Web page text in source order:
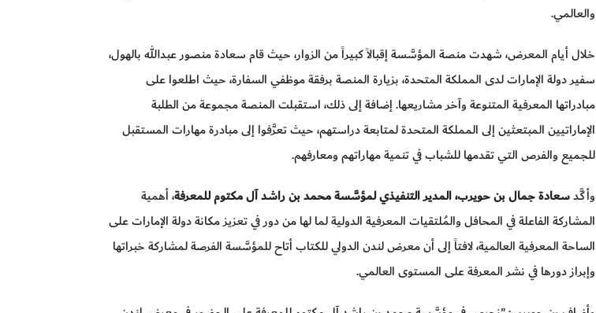
والعالمي.
خلال أيام المعرض، شهدت منصة المؤسَّسة إقبالاً كبيراً من الزوار، حيث قام سعادة منصور عبدالله بالهول،
سفير دولة الإمارات لدى المملكة المتحدة، بزيارة المنصة برفقة موظفي السفارة، حيث اطلعوا على
مبادراتها المعرفية المتنوعة وآخر مشاريعها. إضافة إلى ذلك، استقبلت المنصة مجموعة من الطلبة
الإماراتيين المبتعثين إلى المملكة المتحدة لمتابعة دراستهم، حيث تعرَّفوا إلى مبادرة مهارات المستقبل
للجميع والفرص التي تقدمها للشباب في تنمية مهاراتهم ومعارفهم.
وأكَّدسعادة جمال بن حويرب، المدير التنفيذي لمؤسَّسة محمد بن راشد آل مكتوم للمعرفة، أهمية
المشاركة الفاعلة في المحافل والمُلتقيات المعرفية الدولية لما لها من دور في تعزيز مكانة دولة الإمارات على
الساحة المعرفية العالمية، لافتاً إلى أن معرض لندن الدولي للكتاب أتاح للمؤسَّسة الفرصة لمشاركة خبراتها
وإبراز دورها في نشر المعرفة على المستوى العالمي.